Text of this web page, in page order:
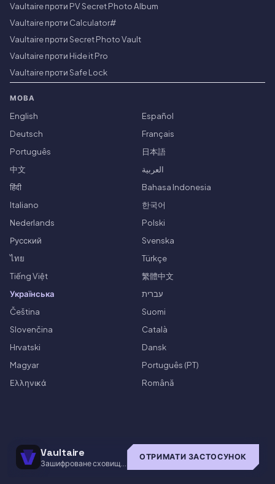
Vaultaire
Зашифроване сховище
ОТРИМАТИ ЗАСТОСУНОК
Vaultaire проти PV Secret Photo Album
Vaultaire проти Calculator#
Vaultaire проти Secret Photo Vault
Vaultaire проти Hide it Pro
Vaultaire проти Safe Lock
МОВА
English
Español
Deutsch
Français
Português
日本語
中文
العربية
हिंदी
Bahasa Indonesia
Italiano
한국어
Nederlands
Polski
Русский
Svenska
ไทย
Türkçe
Tiếng Việt
繁體中文
Українська
עברית
Čeština
Suomi
Slovenčina
Català
Hrvatski
Dansk
Magyar
Português (PT)
Ελληνικά
Română